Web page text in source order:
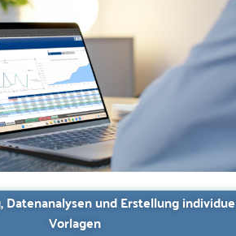
Datenanalysen und Erstellung
Vorlagen